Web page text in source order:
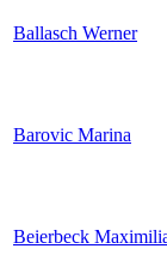
Ballasch Werner
Barovic Marina
Beierbeck